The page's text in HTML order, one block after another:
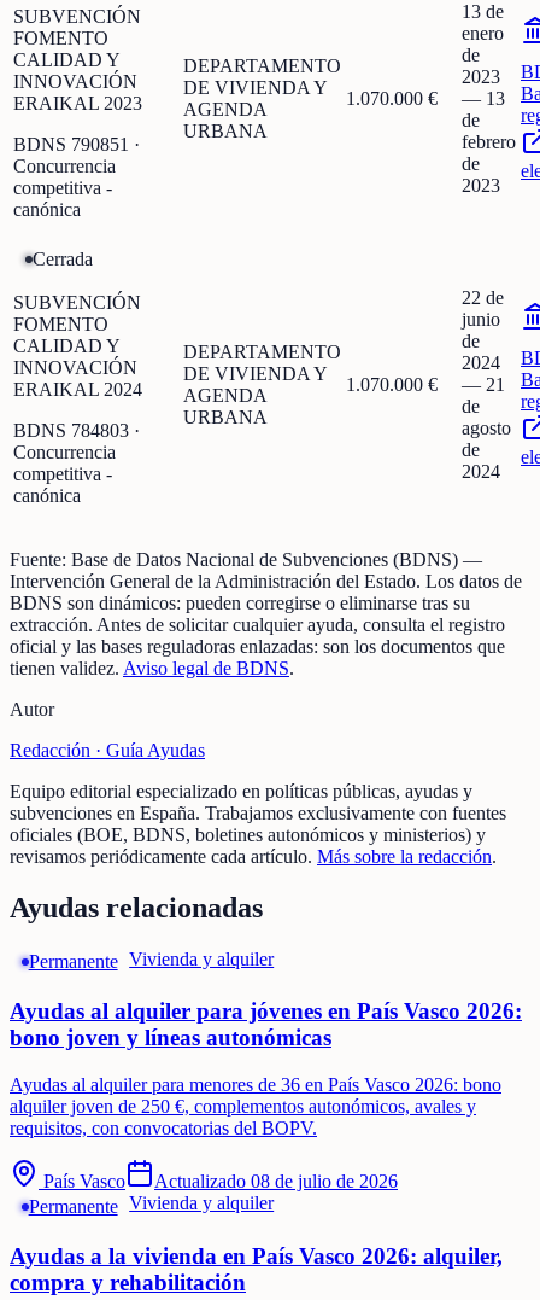
SUBVENCIÓN
FOMENTO
CALIDAD Y
INNOVACIÓN
ERAIKAL 2023
BDNS 790851 ·
Concurrencia
competitiva -
canónica
DEPARTAMENTO
DE VIVIENDA Y
AGENDA
URBANA
1.070.000 €
13 de
enero
de
2023
— 13
de
febrero
de
2023
Cerrada
SUBVENCIÓN
FOMENTO
CALIDAD Y
INNOVACIÓN
ERAIKAL 2024
BDNS 784803 ·
Concurrencia
competitiva -
canónica
DEPARTAMENTO
DE VIVIENDA Y
AGENDA
URBANA
1.070.000 €
22 de
junio
de
2024
— 21
de
agosto
de
2024
Fuente: Base de Datos Nacional de Subvenciones (BDNS) —
Intervención General de la Administración del Estado. Los datos de
BDNS son dinámicos: pueden corregirse o eliminarse tras su
extracción. Antes de solicitar cualquier ayuda, consulta el registro
oficial y las bases reguladoras enlazadas: son los documentos que
tienen validez. Aviso legal de BDNS.
Autor
Redacción · Guía Ayudas
Equipo editorial especializado en políticas públicas, ayudas y
subvenciones en España. Trabajamos exclusivamente con fuentes
oficiales (BOE, BDNS, boletines autonómicos y ministerios) y
revisamos periódicamente cada artículo. Más sobre la redacción.
Ayudas relacionadas
Permanente Vivienda y alquiler
Ayudas al alquiler para jóvenes en País Vasco 2026:
bono joven y líneas autonómicas
Ayudas al alquiler para menores de 36 en País Vasco 2026: bono
alquiler joven de 250 €, complementos autonómicos, avales y
requisitos, con convocatorias del BOPV.
País Vasco Actualizado 08 de julio de 2026
Permanente Vivienda y alquiler
Ayudas a la vivienda en País Vasco 2026: alquiler,
compra y rehabilitación